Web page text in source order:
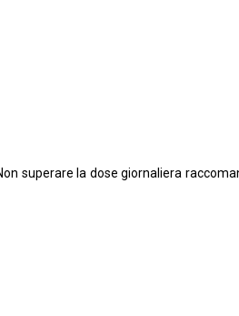
superare la dose giornaliera